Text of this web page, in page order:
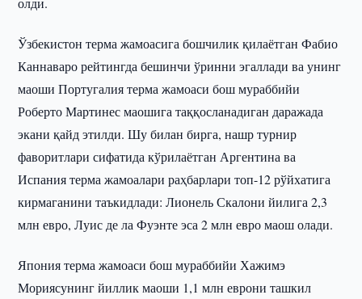
Ўзбекистон терма жамоасига бошчилик қилаётган Фабио
Каннаваро рейтингда бешинчи ўринни эгаллади ва унинг
маоши Португалия терма жамоаси бош мураббийи
Роберто Мартинес маошига таққосланадиган даражада
экани қайд этилди. Шу билан бирга, нашр турнир
фаворитлари сифатида кўрилаётган Аргентина ва
Испания терма жамоалари раҳбарлари топ-12 рўйхатига
кирмаганини таъкидлади: Лионель Скалони йилига 2,3
млн евро, Луис де ла Фуэнте эса 2 млн евро маош олади.
Япония терма жамоаси бош мураббийи Хажимэ
Мориясунинг йиллик маоши 1,1 млн еврони ташкил